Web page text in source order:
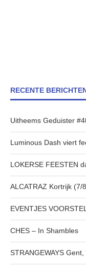
RECENTE
Uitheems Geduister
Luminous Dash viert
LOKERSE FEESTEN
ALCATRAZ Kortrijk (7/
EVENTJES
CHES – In Shambles
STRANGEWAYS